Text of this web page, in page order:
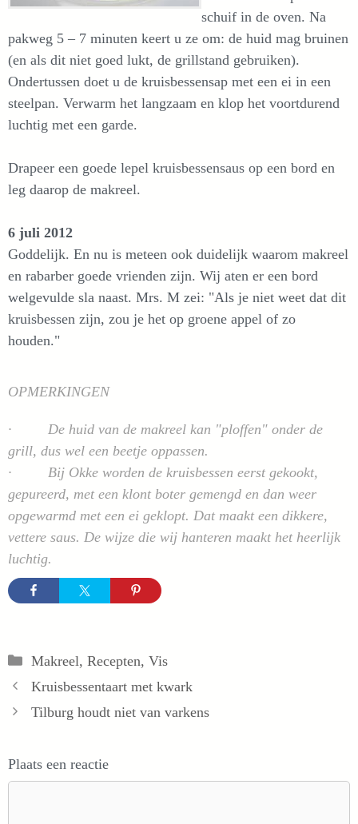
schuif in de oven. Na
pakweg 5 – 7 minuten keert u ze om: de huid mag bruinen
(en als dit niet goed lukt, de grillstand gebruiken).
Ondertussen doet u de kruisbessensap met een ei in een
steelpan. Verwarm het langzaam en klop het voortdurend
luchtig met een garde.
Drapeer een goede lepel kruisbessensaus op een bord en
leg daarop de makreel.
6 juli 2012
Goddelijk. En nu is meteen ook duidelijk waarom makreel
en rabarber goede vrienden zijn. Wij aten er een bord
welgevulde sla naast. Mrs. M zei: "Als je niet weet dat dit
kruisbessen zijn, zou je het op groene appel of zo
houden."
OPMERKINGEN
· De huid van de makreel kan "ploffen" onder de
grill, dus wel een beetje oppassen.
· Bij Okke worden de kruisbessen eerst gekookt,
gepureerd, met een klont boter gemengd en dan weer
opgewarmd met een ei geklopt. Dat maakt een dikkere,
vettere saus. De wijze die wij hanteren maakt het heerlijk
luchtig.
Categorieën
Makreel, Recepten, Vis
Kruisbessentaart met kwark
Tilburg houdt niet van varkens
Plaats een reactie